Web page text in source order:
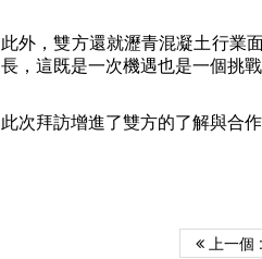
此外，雙方還就瀝青混凝土行業
長，這既是一次機遇也是一個挑
此次拜訪增進了雙方的了解與合
上一個